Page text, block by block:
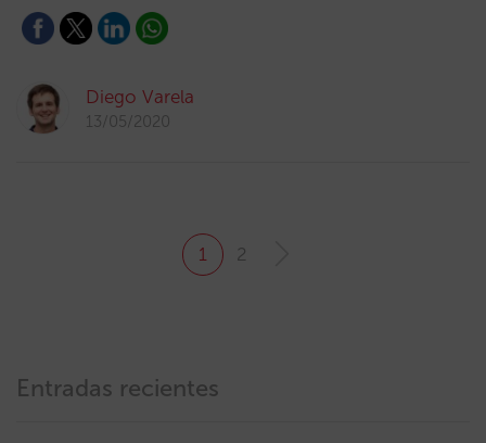
Diego Varela
13/05/2020
1 2
Entradas recientes